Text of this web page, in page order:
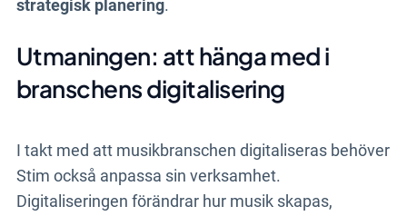
strategisk planering.
Utmaningen: att hänga med i
branschens digitalisering
I takt med att musikbranschen digitaliseras behöver
Stim också anpassa sin verksamhet.
Digitaliseringen förändrar hur musik skapas,